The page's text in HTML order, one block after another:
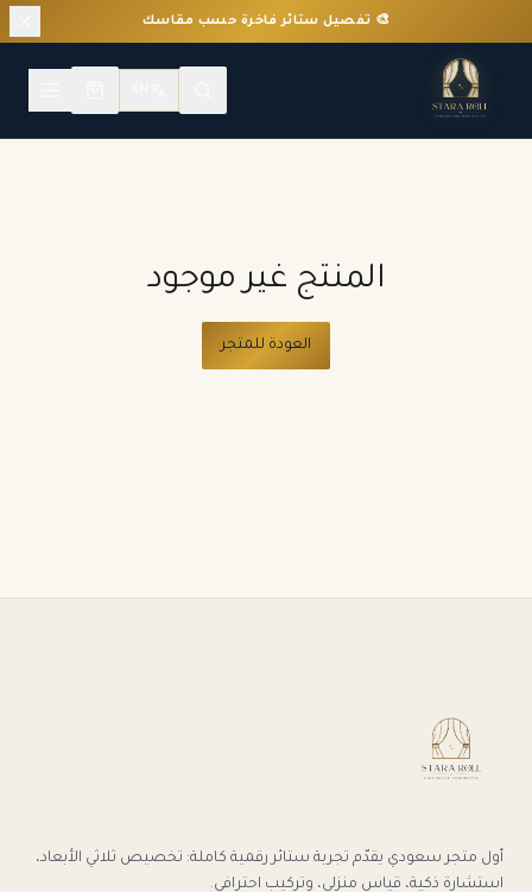
🎨 تفصيل ستائر فاخرة حسب مقاسك
المنتج غير موجود
العودة للمتجر
أول متجر سعودي يقدّم تجربة ستائر رقمية كاملة: تخصيص ثلاثي الأبعاد،
استشارة ذكية، قياس منزلي، وتركيب احترافي.